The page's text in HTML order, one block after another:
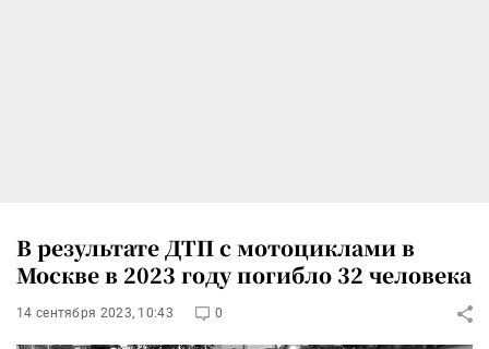
В результате ДТП с мотоциклами в
Москве в 2023 году погибло 32 человека
14 сентября 2023, 10:43 0